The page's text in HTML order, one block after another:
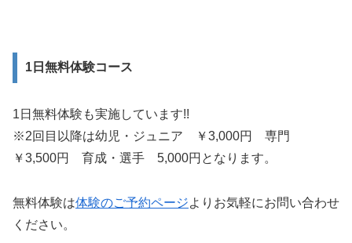
1日無料体験コース
1日無料体験も実施しています!!
※2回目以降は幼児・ジュニア ￥3,000円 専門
￥3,500円 育成・選手 5,000円となります。
無料体験は体験のご予約ページよりお気軽にお問い合わせ
ください。